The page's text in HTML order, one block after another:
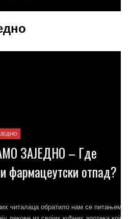
– Где
отпад?
обратило нам се питањем где